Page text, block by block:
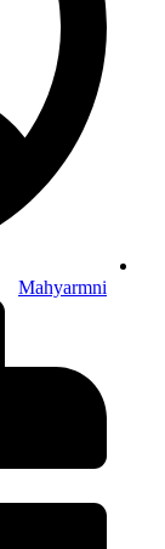
Mahyarmni